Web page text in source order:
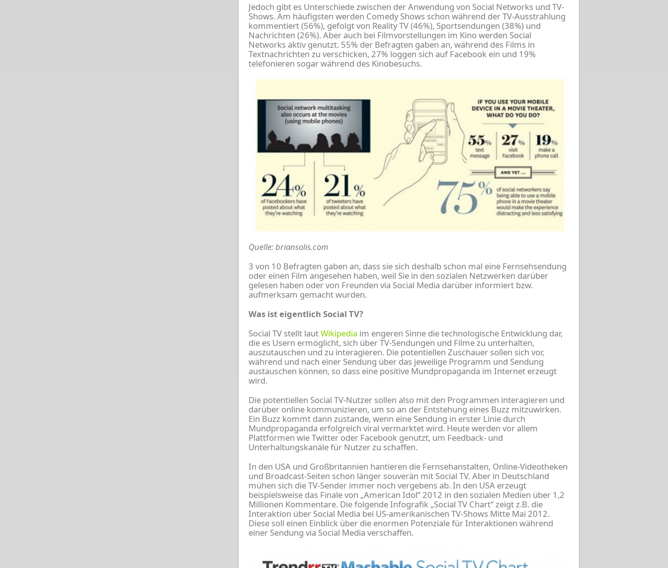
Jedoch gibt es Unterschiede zwischen der Anwendung von Social Networks und TV-
Shows. Am häufigsten werden Comedy Shows schon während der TV-Ausstrahlung
kommentiert (56%), gefolgt von Reality TV (46%), Sportsendungen (38%) und
Nachrichten (26%). Aber auch bei Filmvorstellungen im Kino werden Social
Networks aktiv genutzt. 55% der Befragten gaben an, während des Films in
Textnachrichten zu verschicken, 27% loggen sich auf Facebook ein und 19%
telefonieren sogar während des Kinobesuchs.
Quelle: briansolis.com
3 von 10 Befragten gaben an, dass sie sich deshalb schon mal eine Fernsehsendung
oder einen Film angesehen haben, weil Sie in den sozialen Netzwerken darüber
gelesen haben oder von Freunden via Social Media darüber informiert bzw.
aufmerksam gemacht wurden.
Was ist eigentlich Social TV?
Social TV stellt lautWikipedia im engeren Sinne die technologische Entwicklung dar,
die es Usern ermöglicht, sich über TV-Sendungen und Filme zu unterhalten,
auszutauschen und zu interagieren. Die potentiellen Zuschauer sollen sich vor,
während und nach einer Sendung über das jeweilige Programm und Sendung
austauschen können, so dass eine positive Mundpropaganda im Internet erzeugt
wird.
Die potentiellen Social TV-Nutzer sollen also mit den Programmen interagieren und
darüber online kommunizieren, um so an der Entstehung eines Buzz mitzuwirken.
Ein Buzz kommt dann zustande, wenn eine Sendung in erster Linie durch
Mundpropaganda erfolgreich viral vermarktet wird. Heute werden vor allem
Plattformen wie Twitter oder Facebook genutzt, um Feedback- und
Unterhaltungskanäle für Nutzer zu schaffen.
In den USA und Großbritannien hantieren die Fernsehanstalten, Online-Videotheken
und Broadcast-Seiten schon länger souverän mit Social TV. Aber in Deutschland
mühen sich die TV-Sender immer noch vergebens ab. In den USA erzeugt
beispielsweise das Finale von „American Idol“ 2012 in den sozialen Medien über 1,2
Millionen Kommentare. Die folgende Infografik „Social TV Chart“ zeigt z.B. die
Interaktion über Social Media bei US-amerikanischen TV-Shows Mitte Mai 2012.
Diese soll einen Einblick über die enormen Potenziale für Interaktionen während
einer Sendung via Social Media verschaffen.